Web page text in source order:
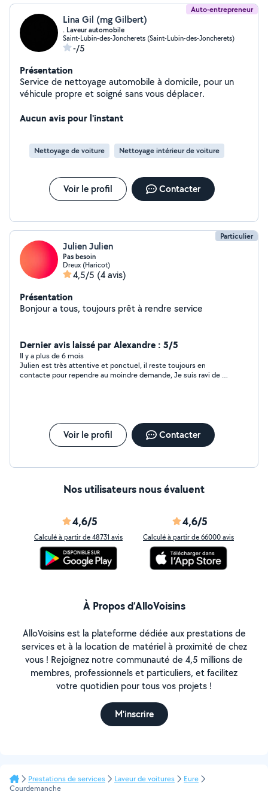
Auto-entrepreneur
Lina Gil (mg Gilbert)
. Laveur automobile
Saint-Lubin-des-Joncherets (Saint-Lubin-des-Joncherets)
-/5
Présentation
Service de nettoyage automobile à domicile, pour un
véhicule propre et soigné sans vous déplacer.
Aucun avis pour l'instant
Nettoyage de voiture Nettoyage intérieur de voiture
Voir le profil Contacter
Particulier
Julien Julien
Pas besoin
Dreux (Haricot)
4,5/5 (4 avis)
Présentation
Bonjour a tous, toujours prêt à rendre service
Dernier avis laissé par Alexandre : 5/5
Il y a plus de 6 mois
Julien est très attentive et ponctuel, il reste toujours en
contacte pour rependre au moindre demande, Je suis ravi de le
Voir le profil Contacter
Nos utilisateurs nous évaluent
4,6/5
Calculé à partir de 48731 avis
4,6/5
Calculé à partir de 66000 avis
À Propos d’AlloVoisins
AlloVoisins est la plateforme dédiée aux prestations de
services et à la location de matériel à proximité de chez
vous ! Rejoignez notre communauté de 4,5 millions de
membres, professionnels et particuliers, et facilitez
votre quotidien pour tous vos projets !
M'inscrire
Prestations de services Laveur de voitures
Eure
Courdemanche